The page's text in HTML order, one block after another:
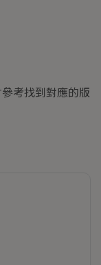
考找到對應的版